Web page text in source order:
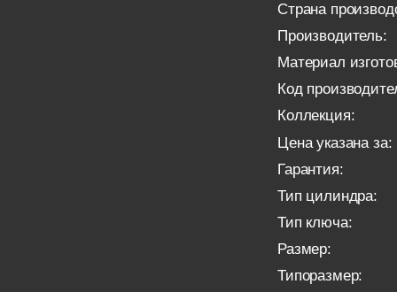
Страна
Производитель:
Материал
Код
Коллекция:
Цена указана за:
Гарантия:
Тип цилиндра:
Тип ключа:
Размер:
Типоразмер: